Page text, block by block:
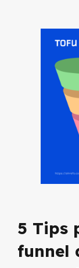
5 Tips
funnel